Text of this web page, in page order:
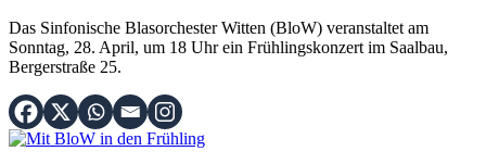
Das Sinfonische Blasorchester Witten (BloW) veranstaltet am
Sonntag, 28. April, um 18 Uhr ein Frühlingskonzert im Saalbau,
Bergerstraße 25.